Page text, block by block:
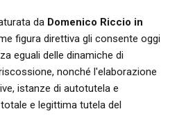
da Domenico Riccio in
figura direttiva gli consente oggi
eguali delle dinamiche di
nonché l'elaborazione
istanze di autotutela e
e legittima tutela del